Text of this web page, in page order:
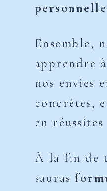
personnelle
Ensemble,
apprendre
nos envies
concrètes,
en réussites
À la fin de
sauras